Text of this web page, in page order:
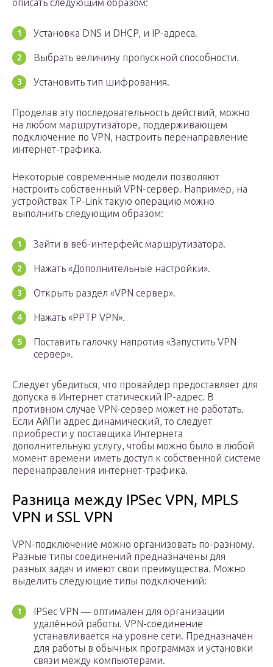
описать следующим образом:
Установка DNS и DHCP, и IP-адреса.
Выбрать величину пропускной способности.
Установить тип шифрования.
Проделав эту последовательность действий, можно
на любом маршрутизаторе, поддерживающем
подключение по VPN, настроить перенаправление
интернет-трафика.
Некоторые современные модели позволяют
настроить собственный VPN-сервер. Например, на
устройствах TP-Link такую операцию можно
выполнить следующим образом:
Зайти в веб-интерфейс маршрутизатора.
Нажать «Дополнительные настройки».
Открыть раздел «VPN сервер».
Нажать «PPTP VPN».
Поставить галочку напротив «Запустить VPN
сервер».
Следует убедиться, что провайдер предоставляет для
допуска в Интернет статический IP-адрес. В
противном случае VPN-сервер может не работать.
Если АйПи адрес динамический, то следует
приобрести у поставщика Интернета
дополнительную услугу, чтобы можно было в любой
момент времени иметь доступ к собственной системе
перенаправления интернет-трафика.
Разница между IPSec VPN, MPLS
VPN и SSL VPN
VPN-подключение можно организовать по-разному.
Разные типы соединений предназначены для
разных задач и имеют свои преимущества. Можно
выделить следующие типы подключений:
IPSec VPN — оптимален для организации
удалённой работы. VPN-соединение
устанавливается на уровне сети. Предназначен
для работы в обычных программах и установки
связи между компьютерами.